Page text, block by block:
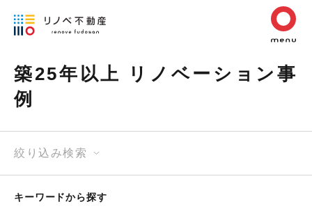
築25年以上 リノベーション事
例
絞り込み検索
キーワードから探す